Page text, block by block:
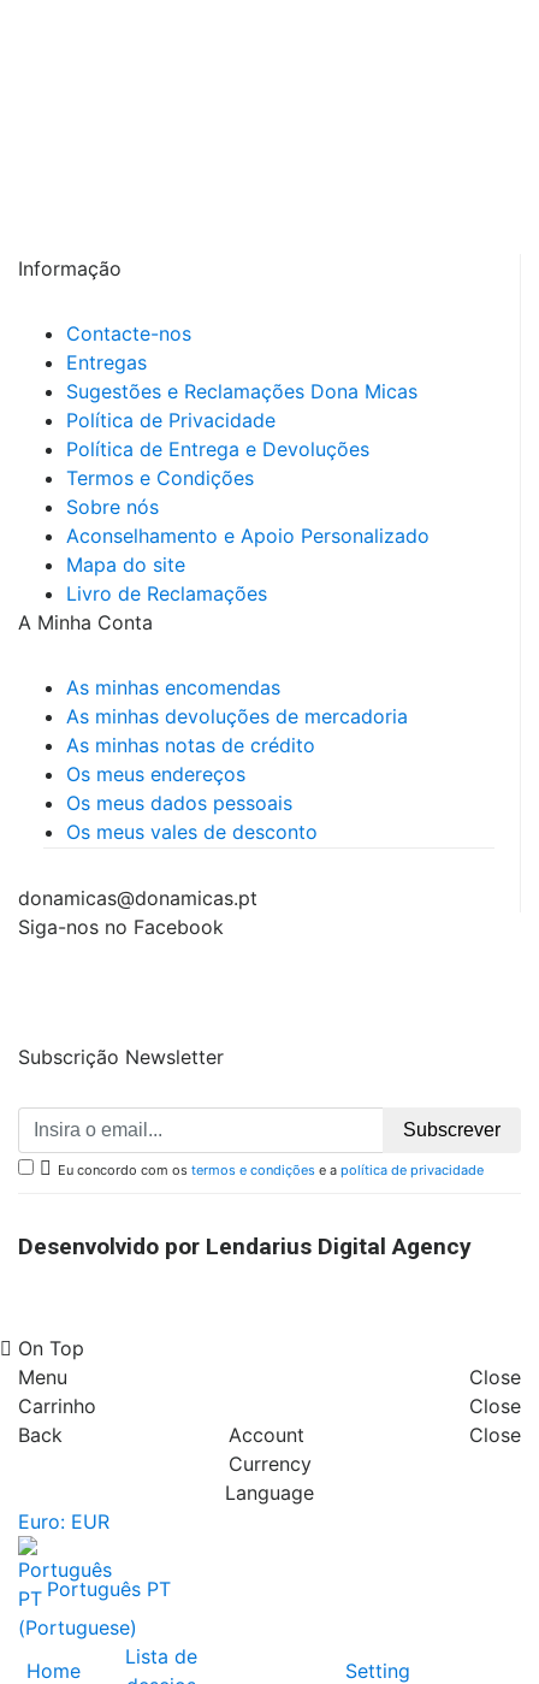
Informação
Contacte-nos
Entregas
Sugestões e Reclamações Dona Micas
Política de Privacidade
Política de Entrega e Devoluções
Termos e Condições
Sobre nós
Aconselhamento e Apoio Personalizado
Mapa do site
Livro de Reclamações
A Minha Conta
As minhas encomendas
As minhas devoluções de mercadoria
As minhas notas de crédito
Os meus endereços
Os meus dados pessoais
Os meus vales de desconto
donamicas@donamicas.pt
Siga-nos no Facebook
Subscrição Newsletter
Subscrever
 Eu concordo com os termos e condições e a política de privacidade
Desenvolvido por Lendarius Digital Agency
On Top
Menu
Close
Carrinho
Close
Back
Account
Close
Currency
Language
Euro: EUR
Português PT
Home
Lista de
Setting